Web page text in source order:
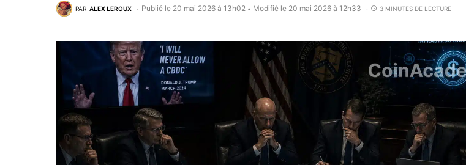
PAR ALEX LEROUX Publié le 20 mai 2026 à 13h02 • Modifié le 20 mai 2026 à 12h33 3 MINUTES DE LECTURE